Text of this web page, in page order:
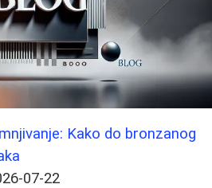
Kako do bronzanog
07-22